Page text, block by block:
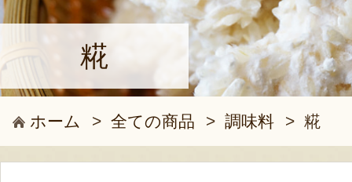
糀
ホーム > 全ての商品 > 調味料 > 糀